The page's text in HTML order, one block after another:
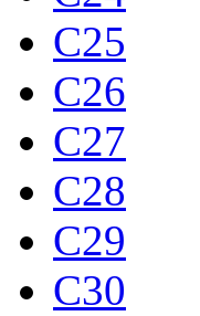
C25
C26
C27
C28
C29
C30